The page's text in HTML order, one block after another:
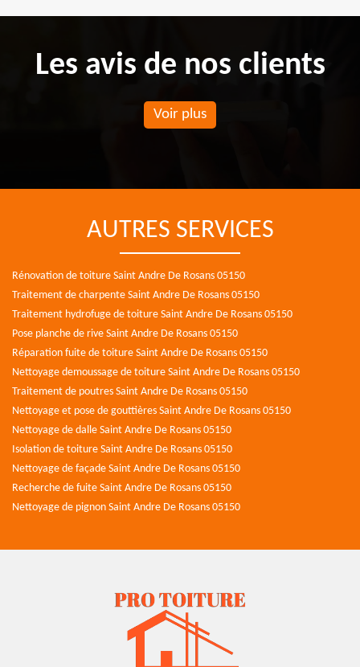
Les avis de nos clients
Voir plus
AUTRES SERVICES
Rénovation de toiture Saint Andre De Rosans 05150
Traitement de charpente Saint Andre De Rosans 05150
Traitement hydrofuge de toiture Saint Andre De Rosans 05150
Pose planche de rive Saint Andre De Rosans 05150
Réparation fuite de toiture Saint Andre De Rosans 05150
Nettoyage demoussage de toiture Saint Andre De Rosans 05150
Traitement de poutres Saint Andre De Rosans 05150
Nettoyage et pose de gouttières Saint Andre De Rosans 05150
Nettoyage de dalle Saint Andre De Rosans 05150
Isolation de toiture Saint Andre De Rosans 05150
Nettoyage de façade Saint Andre De Rosans 05150
Recherche de fuite Saint Andre De Rosans 05150
Nettoyage de pignon Saint Andre De Rosans 05150